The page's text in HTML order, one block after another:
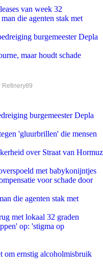
van week 32
die agenten stak met
burgemeester Depla
maar houdt schade
Refinery89
burgemeester Depla
'gluurbrillen' die mensen
over Straat van Hormuz
met babykonijntjes
voor schade door
die agenten stak met
met lokaal 32 graden
op: 'stigma op
om ernstig alcoholmisbruik